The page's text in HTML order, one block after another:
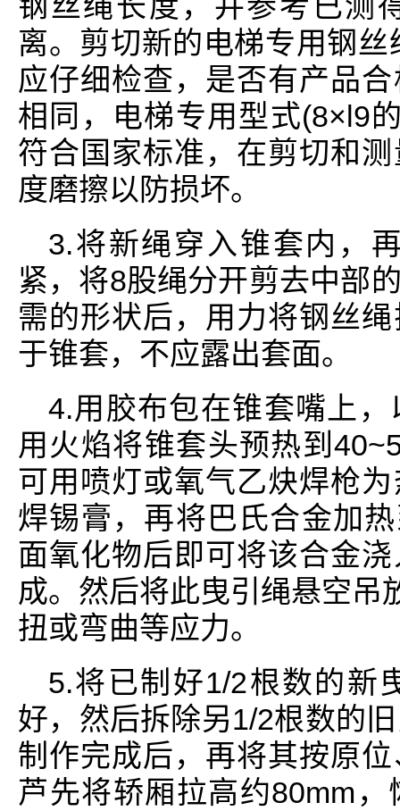
离。剪切新的电梯专用钢
应仔细检查，是否有产品
相同，电梯专用型式(8×l9
符合国家标准，在剪切和
度磨擦以防损坏。
3.将新绳穿入锥套内，
紧，将8股绳分开剪去中部
需的形状后，用力将钢丝
于锥套，不应露出套面。
4.用胶布包在锥套嘴上
用火焰将锥套头预热到
可用喷灯或氧气乙炔焊枪
焊锡膏，再将巴氏合金加
面氧化物后即可将该合金
成。然后将此曳引绳悬空吊
扭或弯曲等应力。
5.将已制好1/2根数的新
好，然后拆除另1/2根数的
制作完成后，再将其按原
芦先将轿厢拉高约80mm